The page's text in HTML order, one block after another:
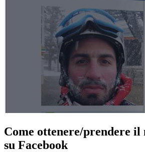
Come ottenere/prendere
su Facebook